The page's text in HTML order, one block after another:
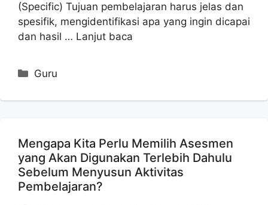
(Specific) Tujuan pembelajaran harus jelas dan
spesifik, mengidentifikasi apa yang ingin dicapai
dan hasil … Lanjut baca
Kategori
Guru
Mengapa Kita Perlu Memilih Asesmen
yang Akan Digunakan Terlebih Dahulu
Sebelum Menyusun Aktivitas
Pembelajaran?